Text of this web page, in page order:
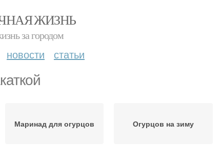
ЖИЗНЬ
за городом
новости статьи
Маринад для огурцов Огурцов на зиму